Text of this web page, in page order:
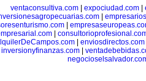
ventaconsultiva.com
expociudad.com
|
enviosdirectos.com
inversionyfinanzas.com|